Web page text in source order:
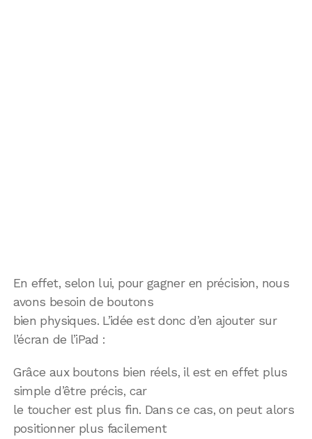
En effet, selon lui, pour gagner en précision, nous
avons besoin de boutons
bien physiques. L’idée est donc d’en ajouter sur
l’écran de l’iPad :
Grâce aux boutons bien réels, il est en effet plus
simple d’être précis, car
le toucher est plus fin. Dans ce cas, on peut alors
positionner plus facilement